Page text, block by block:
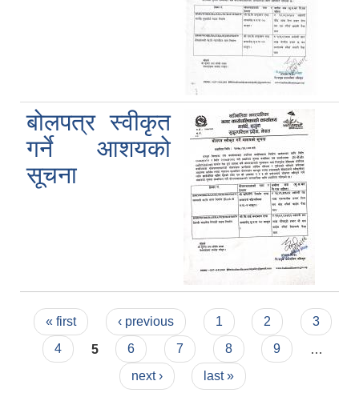
बोलपत्र स्वीकृत
गर्ने आशयको
सूचना
Pages
« first ‹ previous 1 2
3
4
5 6 7 8 9
next ›
last »